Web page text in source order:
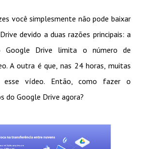
você simplesmente não pode baixar
devido a duas razões principais: a
Google Drive limita o número de
A outra é que, nas 24 horas, muitas
esse vídeo. Então, como fazer o
do Google Drive agora?